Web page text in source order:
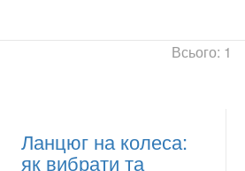
Всього: 1
Ланцюг на колеса:
як вибрати та